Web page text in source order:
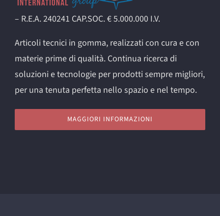
– R.E.A. 240241 CAP.SOC. € 5.000.000 I.V.
Articoli tecnici in gomma, realizzati con cura e con
materie prime di qualità. Continua ricerca di
soluzioni e tecnologie per prodotti sempre migliori,
per una tenuta perfetta nello spazio e nel tempo.
MAGGIORI INFORMAZIONI